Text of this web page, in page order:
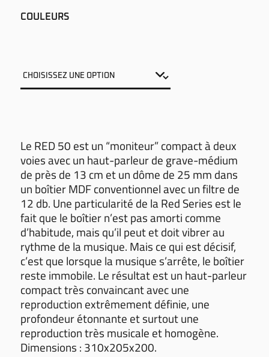
COULEURS
Le RED 50 est un “moniteur” compact à deux
voies avec un haut-parleur de grave-médium
de près de 13 cm et un dôme de 25 mm dans
un boîtier MDF conventionnel avec un filtre de
12 db. Une particularité de la Red Series est le
fait que le boîtier n’est pas amorti comme
d’habitude, mais qu’il peut et doit vibrer au
rythme de la musique. Mais ce qui est décisif,
c’est que lorsque la musique s’arrête, le boîtier
reste immobile. Le résultat est un haut-parleur
compact très convaincant avec une
reproduction extrêmement définie, une
profondeur étonnante et surtout une
reproduction très musicale et homogène.
Dimensions : 310x205x200.